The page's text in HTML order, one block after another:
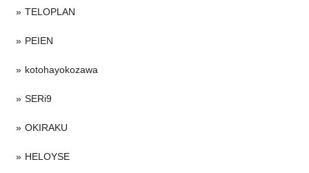
TELOPLAN
PEIEN
kotohayokozawa
SERi9
OKIRAKU
HELOYSE